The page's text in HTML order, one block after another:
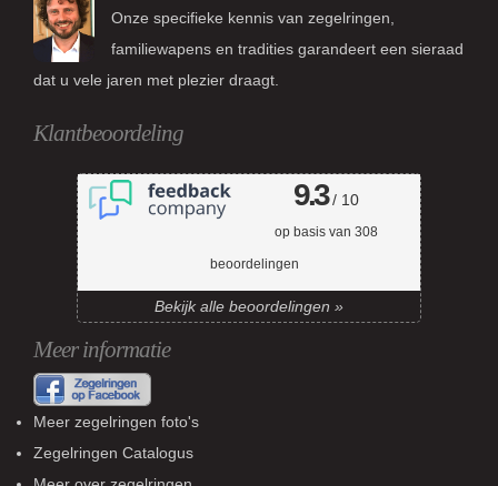
Onze specifieke kennis van zegelringen,
familiewapens en tradities garandeert een sieraad
dat u vele jaren met plezier draagt.
Klantbeoordeling
9.3/ 10
op basis van 308
beoordelingen
Bekijk alle beoordelingen »
Meer informatie
Meer zegelringen foto's
Zegelringen Catalogus